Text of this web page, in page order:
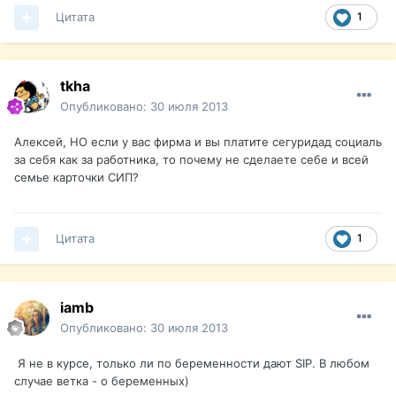
1
Цитата
tkha
Опубликовано: 30 июля 2013
Алексей, НО если у вас фирма и вы платите сегуридад социаль
за себя как за работника, то почему не сделаете себе и всей
семье карточки СИП?
1
Цитата
iamb
Опубликовано: 30 июля 2013
Я не в курсе, только ли по беременности дают SIP. В любом
случае ветка - о беременных)